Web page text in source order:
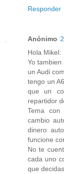
Responder
Anónimo
Hola Mikel:
Yo
un Audi
tengo un
que un
repartidor
Tema con
cambio
dinero
funcione
No te
cada uno
que